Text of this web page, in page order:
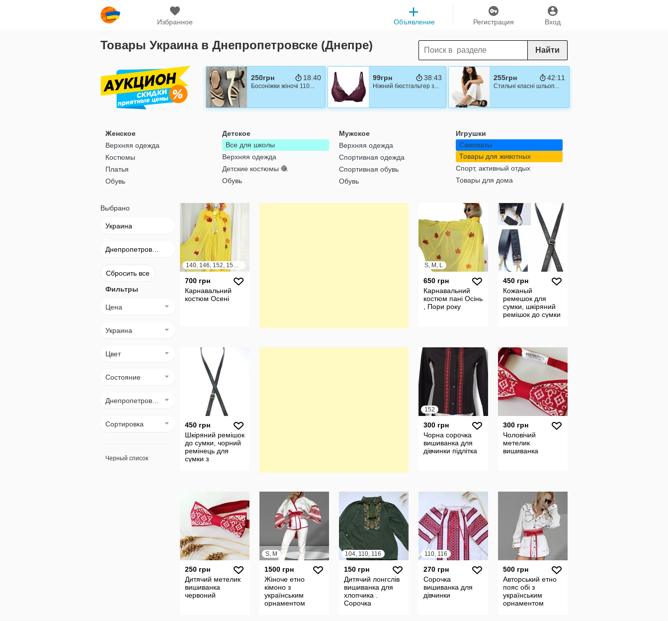
Избранное Вход
Регистрация
Объявление
Товары Украина в Днепропетровске (Днепре) Найти
250грн 18:39
Босоніжки жіночі 110...
99грн 38:42
Ніжний бюстгальтер з...
255грн 42:10
Стильні класні шльоп...
Женское
Верхняя одежда
Костюмы
Платья
Обувь
Детское
Все для школы
Верхняя одежда
Детские костюмы 🧶
Обувь
Мужское
Верхняя одежда
Спортивная одежда
Спортивная обувь
Обувь
Игрушки
Самокаты
Товары для животных
Спорт, активный отдых
Товары для дома
Выбрано
Украина
Сбросить все
Фильтры
Цена
Украина
Цвет
Состояние
Сортировка
Черный список
140, 146, 152, 158, 164
700 грн
Карнавальний
костюм Осені
S, M, L
650 грн
Карнавальний
костюм пані Осінь
, Пори року
450 грн
Кожаный
ремешок для
сумки, шкіряний
ремішок до сумки
450 грн
Шкіряний ремішок
до сумки, чорний
ремінець для
сумки з
152
300 грн
Чорна сорочка
вишиванка для
дівчинки підлітка
300 грн
Чоловічий
метелик
вишиванка
250 грн
Дитячий метелик
вишиванка
червоний
S, M
1500 грн
Жіноче етно
кімоно з
українським
орнаментом
104, 110, 116
150 грн
Дитячий лонгслів
вишиванка для
хлопчика .
Сорочка
110, 116
270 грн
Сорочка
вишиванка для
дівчинки
500 грн
Авторський етно
пояс обі з
українським
орнаментом